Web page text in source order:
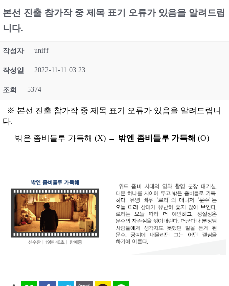
본선 진출 참가작 중 제목 표기 오류가 있음을 알려드립
니다.
작성자 uniff
작성일 2022-11-11 03:23
조회 5374
※ 본선 진출 참가작 중 제목 표기 오류가 있음을 알려드립니
다.
밖은 좀비들루 가득해 (X) → 밖엔 좀비들루 가득해 (O)